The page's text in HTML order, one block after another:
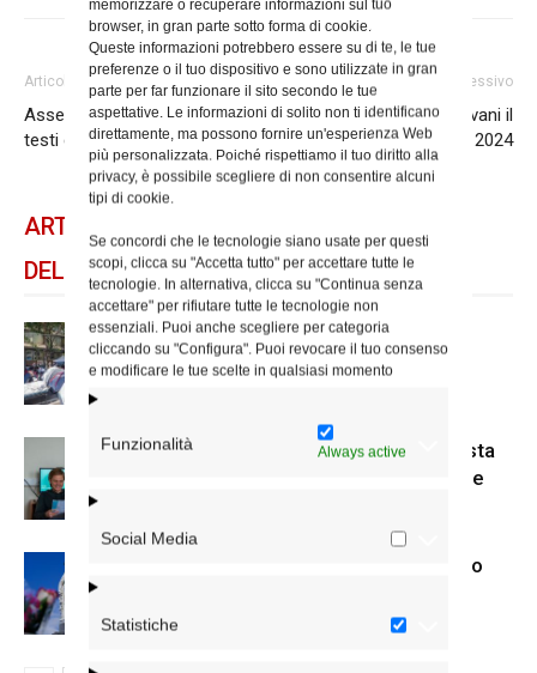
memorizzare o recuperare informazioni sul tuo
browser, in gran parte sotto forma di cookie.
Queste informazioni potrebbero essere su di te, le tue
preferenze o il tuo dispositivo e sono utilizzate in gran
parte per far funzionare il sito secondo le tue
aspettative. Le informazioni di solito non ti identificano
direttamente, ma possono fornire un'esperienza Web
più personalizzata. Poiché rispettiamo il tuo diritto alla
privacy, è possibile scegliere di non consentire alcuni
tipi di cookie.
Se concordi che le tecnologie siano usate per questi
scopi, clicca su "Accetta tutto" per accettare tutte le
tecnologie. In alternativa, clicca su "Continua senza
accettare" per rifiutare tutte le tecnologie non
essenziali. Puoi anche scegliere per categoria
cliccando su "Configura". Puoi revocare il tuo consenso
e modificare le tue scelte in qualsiasi momento
Funzionalità Always active
Social Media
Statistiche
Articolo precedente
Assemblea diocesana: tutti i
testi degli interventi
Articolo successivo
Al maestro Nicola Piovani il
Premio Achille Silvestrini 2024
ARTICOLI CORRELATI
DELLO STESSO AUTORE
Spin Time: la dichiarazione del
cardinale vicario
Scienze Applicate, la nuova proposta
dell’Istituto Paritario Sant’Apollinare
Dal 28 al 31 agosto il pellegrinaggio